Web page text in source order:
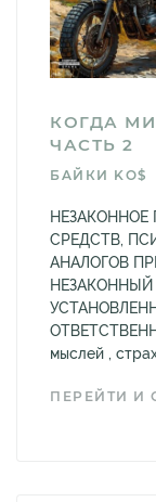
КОГДА
ЧАСТЬ 2
БAЙКИ KO$
НЕЗАКОННОЕ
СРЕДСТВ,
АНАЛОГОВ
мыслей ,
ПЕРЕЙТИ И